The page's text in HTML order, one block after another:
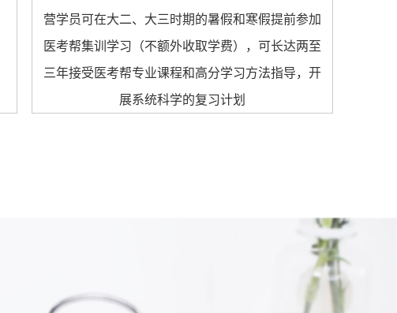
营学员可在大二、大三时期的暑假和寒假提前参加
医考帮集训学习（不额外收取学费），可长达两至
三年接受医考帮专业课程和高分学习方法指导，开
展系统科学的复习计划